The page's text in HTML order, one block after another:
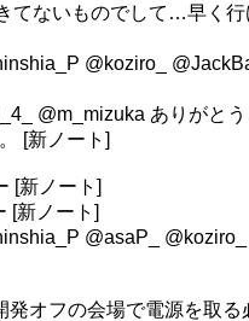
てないものでして…早く
@koziro_
@m_mizuka ありがと
[新ノート]
[新ノート]
[新ノート]
@asaP_
オフの会場で電源を取